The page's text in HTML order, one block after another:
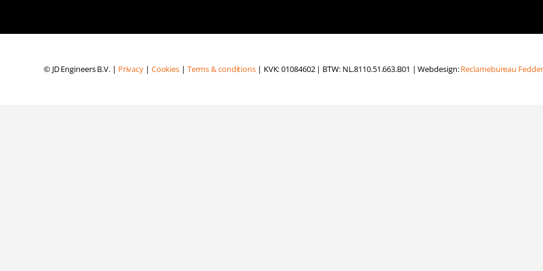
© JD Engineers B.V. | Privacy | Cookies | Terms & conditions | KVK: 01084602 | BTW: NL.8110.51.663.B01 | Webdesign:Reclamebureau